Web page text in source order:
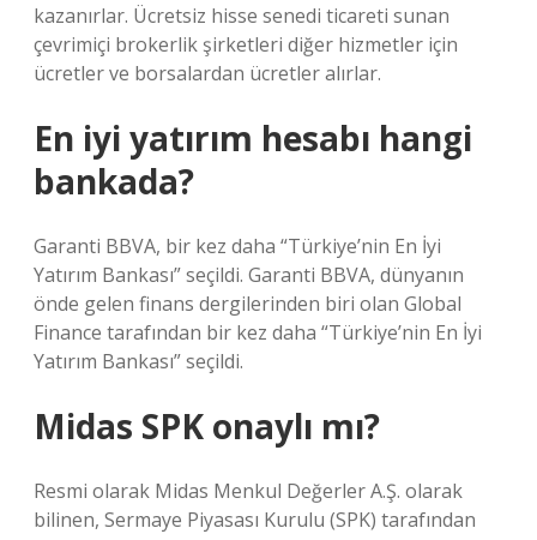
kazanırlar. Ücretsiz hisse senedi ticareti sunan
çevrimiçi brokerlik şirketleri diğer hizmetler için
ücretler ve borsalardan ücretler alırlar.
En iyi yatırım hesabı hangi
bankada?
Garanti BBVA, bir kez daha “Türkiye’nin En İyi
Yatırım Bankası” seçildi. Garanti BBVA, dünyanın
önde gelen finans dergilerinden biri olan Global
Finance tarafından bir kez daha “Türkiye’nin En İyi
Yatırım Bankası” seçildi.
Midas SPK onaylı mı?
Resmi olarak Midas Menkul Değerler A.Ş. olarak
bilinen, Sermaye Piyasası Kurulu (SPK) tarafından